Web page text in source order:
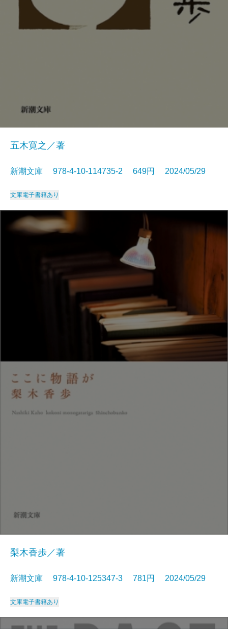
五木寛之／著
新潮文庫 978-4-10-114735-2 649円 2024/05/29
文庫電子書籍あり
梨木香歩／著
新潮文庫 978-4-10-125347-3 781円 2024/05/29
文庫電子書籍あり